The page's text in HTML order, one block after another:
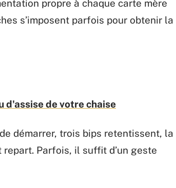
propre à chaque carte mère
s’imposent parfois pour obtenir la
d'assise de votre chaise
démarrer, trois bips retentissent, la
Parfois, il suffit d’un geste